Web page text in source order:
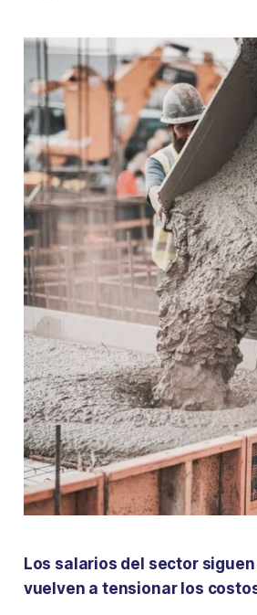
Los salarios del sector
vuelven a tensionar los